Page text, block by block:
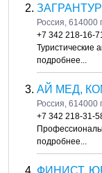
Россия, 614000
+7 342 218-16-
Туристические
подробнее...
АЙ МЕД,
Россия, 614000
+7 342 218-31-
подробнее...
ФИНИСТ,